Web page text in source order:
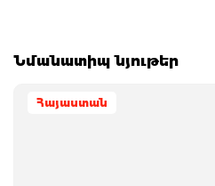
Նմանատիպ նյութեր
Հայաստան